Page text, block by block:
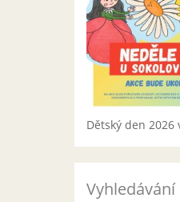
Dětský den 2026
Vyhledávání